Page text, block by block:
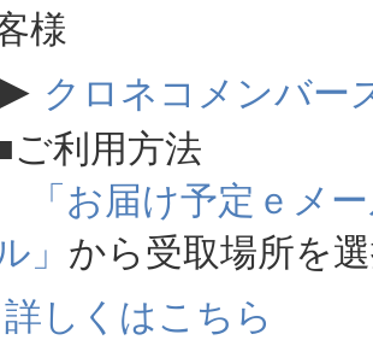
様
クロネコメンバー
利用方法
「お届け予定ｅメ
」 から受取場所を
詳しくはこちら